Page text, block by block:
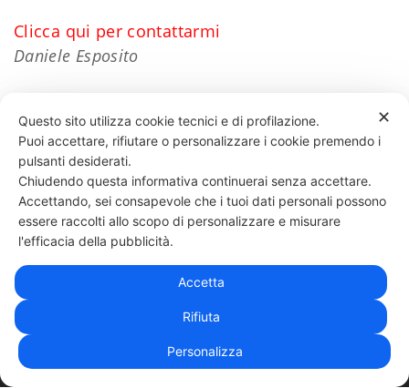
Clicca qui per contattarmi
Daniele Esposito
44 LIKES
331 818 4777DANIELE ESPOSITO
| PRIVACY POLICY
✕
Questo sito utilizza cookie tecnici e di profilazione.
Puoi accettare, rifiutare o personalizzare i cookie premendo i
pulsanti desiderati.
Chiudendo questa informativa continuerai senza accettare.
Accettando, sei consapevole che i tuoi dati personali possono
essere raccolti allo scopo di personalizzare e misurare
l'efficacia della pubblicità.
Accetta
Rifiuta
Personalizza